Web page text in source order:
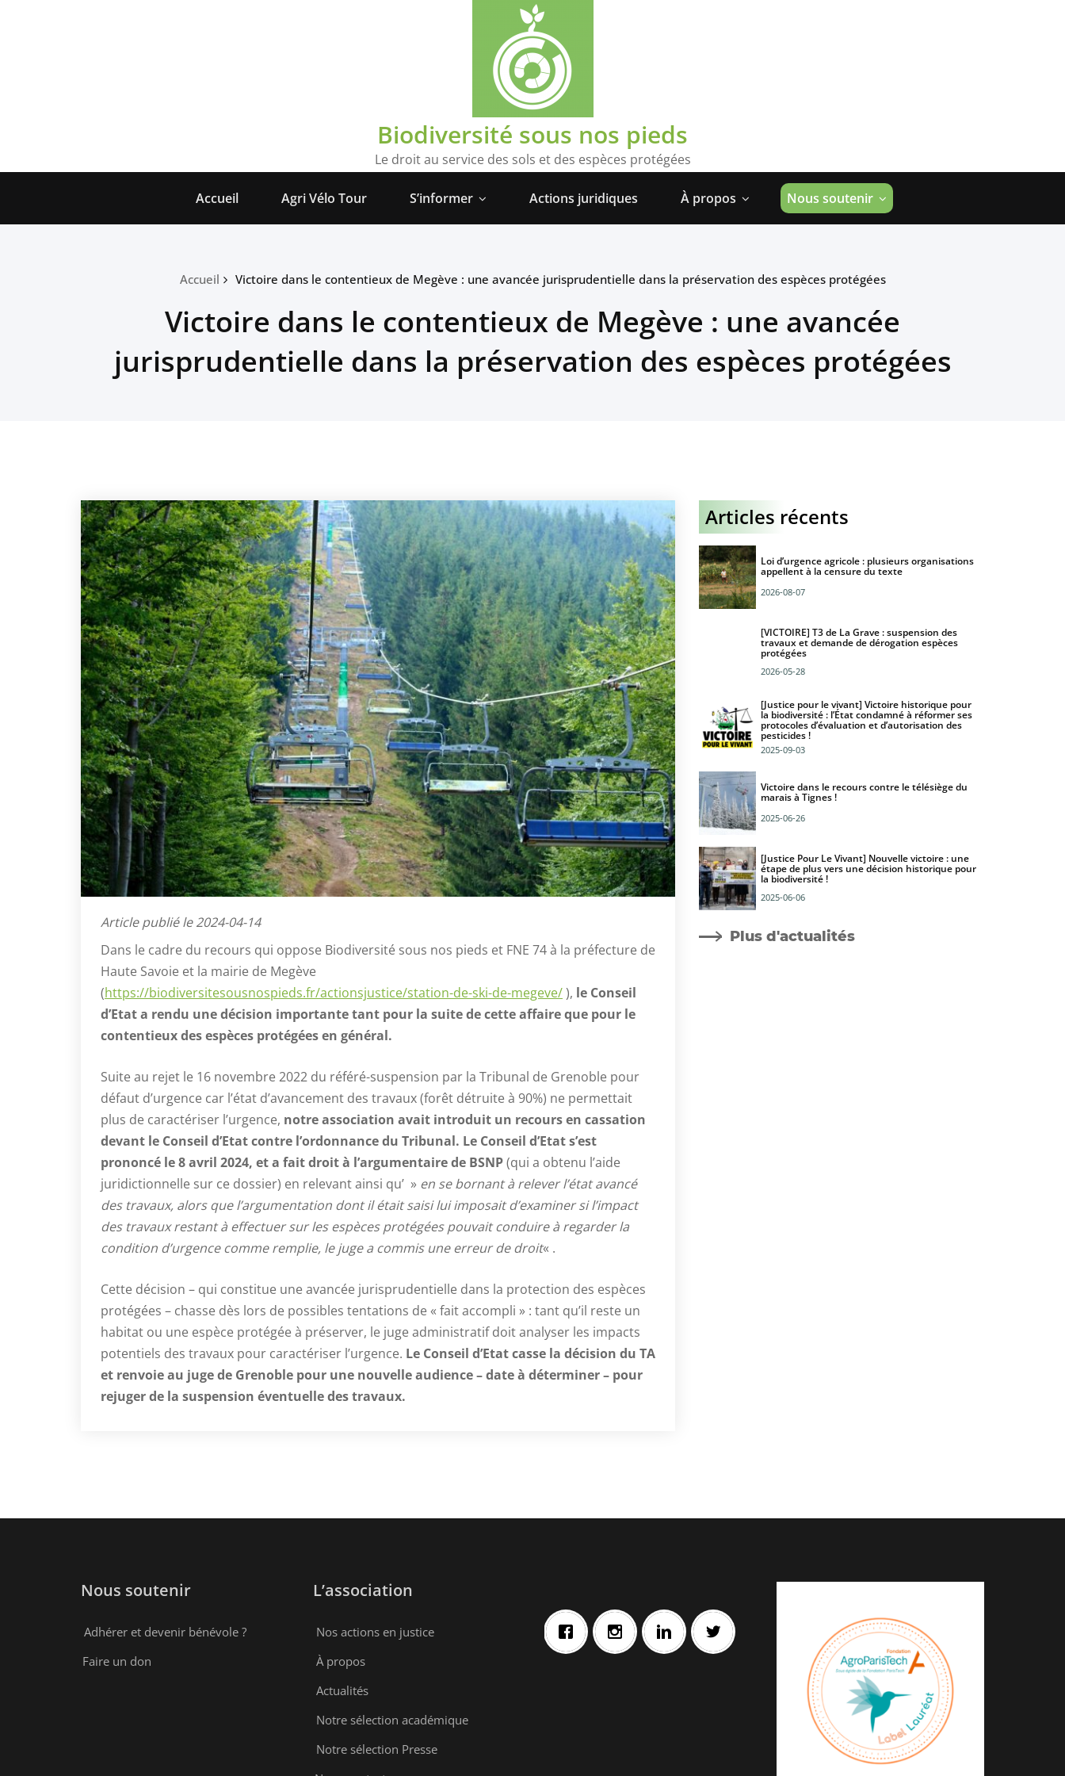
Biodiversité sous nos pieds
Le droit au service des sols et des espèces protégées
Accueil Agri Vélo Tour S’informer Actions juridiques À propos Nous soutenir
Accueil Victoire dans le contentieux de Megève : une avancée jurisprudentielle dans la préservation des espèces protégées
Victoire dans le contentieux de Megève : une avancée
jurisprudentielle dans la préservation des espèces protégées
Article publié le 2024-04-14
Dans le cadre du recours qui oppose Biodiversité sous nos pieds et FNE 74 à la préfecture de
Haute Savoie et la mairie de Megève
(https://biodiversitesousnospieds.fr/actionsjustice/station-de-ski-de-megeve/), le Conseil
d’Etat a rendu une décision importante tant pour la suite de cette affaire que pour le
contentieux des espèces protégées en général.
Suite au rejet le 16 novembre 2022 du référé-suspension par la Tribunal de Grenoble pour
défaut d’urgence car l’état d’avancement des travaux (forêt détruite à 90%) ne permettait
plus de caractériser l’urgence, notre association avait introduit un recours en cassation
devant le Conseil d’Etat contre l’ordonnance du Tribunal. Le Conseil d’Etat s’est
prononcé le 8 avril 2024, et a fait droit à l’argumentaire de BSNP(qui a obtenu l’aide
juridictionnelle sur ce dossier) en relevant ainsi qu’ » en se bornant à relever l’état avancé
des travaux, alors que l’argumentation dont il était saisi lui imposait d’examiner si l’impact
des travaux restant à effectuer sur les espèces protégées pouvait conduire à regarder la
condition d’urgence comme remplie, le juge a commis une erreur de droit« .
Cette décision – qui constitue une avancée jurisprudentielle dans la protection des espèces
protégées – chasse dès lors de possibles tentations de « fait accompli » : tant qu’il reste un
habitat ou une espèce protégée à préserver, le juge administratif doit analyser les impacts
potentiels des travaux pour caractériser l’urgence. Le Conseil d’Etat casse la décision du TA
et renvoie au juge de Grenoble pour une nouvelle audience – date à déterminer – pour
rejuger de la suspension éventuelle des travaux.
Articles récents
Loi d’urgence agricole : plusieurs organisations
appellent à la censure du texte
2026-08-07
[VICTOIRE] T3 de La Grave : suspension des
travaux et demande de dérogation espèces
protégées
2026-05-28
[Justice pour le vivant] Victoire historique pour
la biodiversité : l’État condamné à réformer ses
protocoles d’évaluation et d’autorisation des
pesticides !
2025-09-03
Victoire dans le recours contre le télésiège du
marais à Tignes !
2025-06-26
[Justice Pour Le Vivant] Nouvelle victoire : une
étape de plus vers une décision historique pour
la biodiversité !
2025-06-06
Plus d'actualités
Nous soutenir
Adhérer et devenir bénévole ?
Faire un don
L’association
Nos actions en justice
À propos
Actualités
Notre sélection académique
Notre sélection Presse